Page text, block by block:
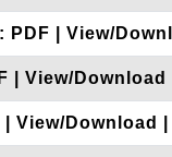
| View/
| View/Download
View/Download |